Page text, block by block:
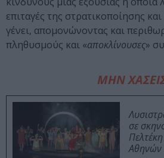
επιταγές της στρατικοποίησης
γένει, απομονώνοντας και
πληθυσμούς και «αποκλίνουσες»
ΜΗΝ
σε
Αθηνών